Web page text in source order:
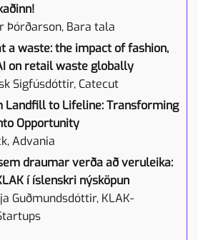
Þórðarson, Bara tala
a waste: the impact of fashion,
on retail waste globally
Sigfúsdóttir, Catecut
Landfill to Lifeline: Transforming
Opportunity
Advania
draumar verða að veruleika:
í íslenskri nýsköpun
Guðmundsdóttir, KLAK-